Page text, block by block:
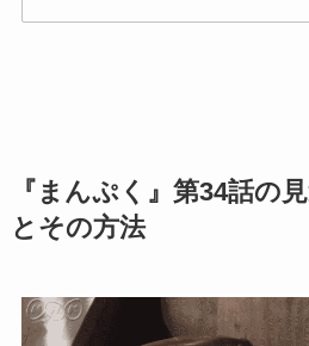
『まんぷく』第34話の
とその方法